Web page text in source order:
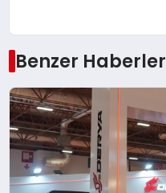
Benzer Haberler